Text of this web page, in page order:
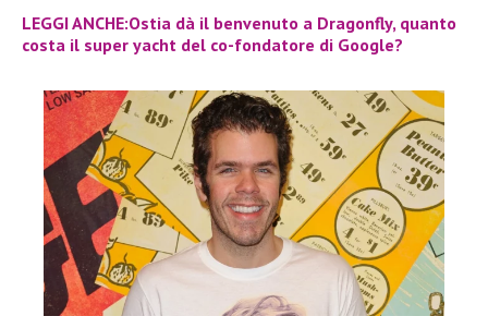
LEGGI ANCHE:Ostia dà il benvenuto a Dragonfly, quanto
costa il super yacht del co-fondatore di Google?